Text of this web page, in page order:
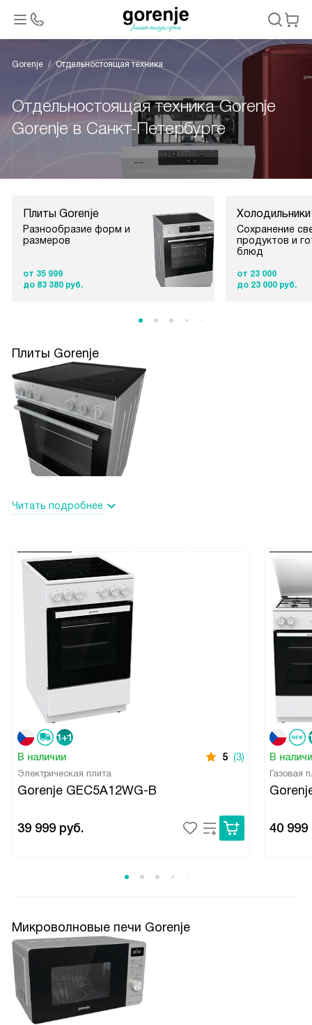
Gorenje Отдельностоящая техника
Отдельностоящая техника Gorenje
Gorenje в Санкт-Петербурге
Плиты Gorenje
Разнообразие форм и
размеров
от 35 999
до 83 380 руб.
Сохранение
продуктов и
блюд
от 23 000
до 23 000 руб.
Плиты Gorenje
Читать подробнее
В наличии 5 (3)
Электрическая плита
Gorenje GEC5A12WG-B
39 999 руб.
В
Газовая
40 999
Микроволновые печи Gorenje